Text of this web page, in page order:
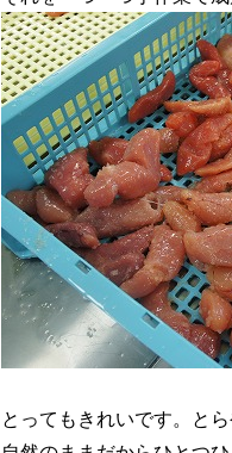
とってもきれいです。と